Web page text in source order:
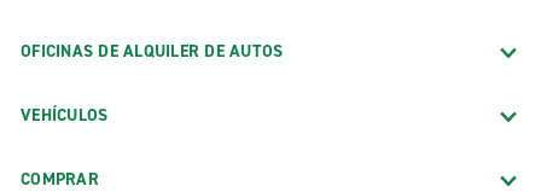
OFICINAS DE ALQUILER DE AUTOS
VEHÍCULOS
COMPRAR